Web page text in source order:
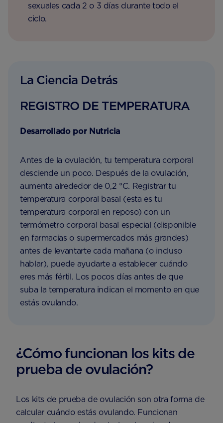
sexuales cada 2 o 3 días durante todo el
ciclo.
La Ciencia Detrás
REGISTRO DE TEMPERATURA
Desarrollado por Nutricia
Antes de la ovulación, tu temperatura corporal
desciende un poco. Después de la ovulación,
aumenta alrededor de 0,2 °C. Registrar tu
temperatura corporal basal (esta es tu
temperatura corporal en reposo) con un
termómetro corporal basal especial (disponible
en farmacias o supermercados más grandes)
antes de levantarte cada mañana (o incluso
hablar), puede ayudarte a establecer cuándo
eres más fértil. Los pocos días antes de que
suba la temperatura indican el momento en que
estás ovulando.
¿Cómo funcionan los kits de
prueba de ovulación?
Los kits de prueba de ovulación son otra forma de
calcular cuándo estás ovulando. Funcionan